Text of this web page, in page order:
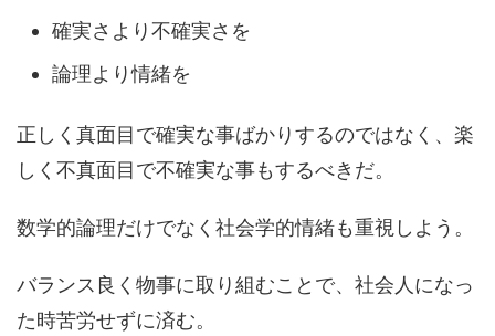
確実さより不確実さを
論理より情緒を
正しく真面目で確実な事ばかりするのではなく、楽
しく不真面目で不確実な事もするべきだ。
数学的論理だけでなく社会学的情緒も重視しよう。
バランス良く物事に取り組むことで、社会人になっ
た時苦労せずに済む。